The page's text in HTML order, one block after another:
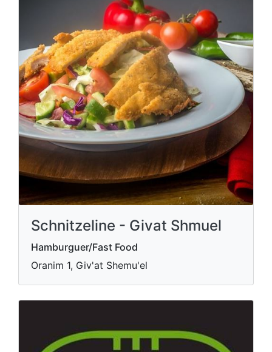
Schnitzeline - Givat Shmuel
Hamburguer/Fast Food
Oranim 1, Giv'at Shemu'el